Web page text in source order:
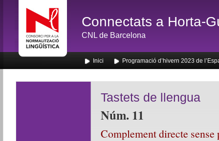
Connectats a Horta-
CNL de Barcelona
Inici Programació d’hivern 2023 de
Tastets de llengua
Núm. 11
Complement directe sense